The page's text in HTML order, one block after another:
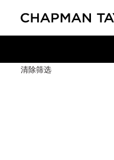
清除筛选